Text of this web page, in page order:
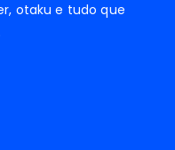
otaku e tudo que